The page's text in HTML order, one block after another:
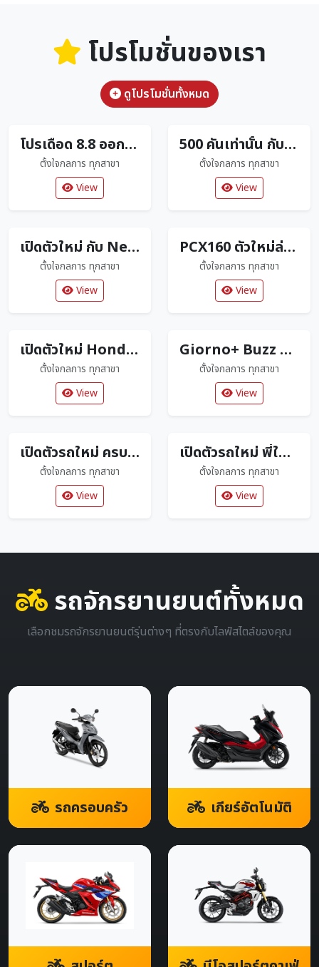
โปรโมชั่นของเรา
ดูโปรโมชั่นทั้งหมด
โปรเดือด 8.8 ออกรถดาวน์ 0 บาท
ตั้งใจกลการ ทุกสาขา
View
500 คันเท่านั้น กับ CLICK160R Limited Edition ตัวใหม่ล่าสุด
ตั้งใจกลการ ทุกสาขา
View
เปิดตัวใหม่ กับ New Honda Click160 ปี2026 ตัวใหม่ล่าสุด
ตั้งใจกลการ ทุกสาขา
View
PCX160 ตัวใหม่ล่าสุด มาพร้อมสีใหม่โดนใจแน่นอน
ตั้งใจกลการ ทุกสาขา
View
เปิดตัวใหม่ Honda Super Cub Tokyo 80s Limited Edition
ตั้งใจกลการ ทุกสาขา
View
Giorno+ Buzz Lightyear Limited Edition แค่ 2000 คันเท่านั้น
ตั้งใจกลการ ทุกสาขา
View
เปิดตัวรถใหม่ ครบทุกสไตล์ ถูกใจลูกค้าตั้งใจกลการ
ตั้งใจกลการ ทุกสาขา
View
เปิดตัวรถใหม่ พี่ใหญ่ 160 cc
ตั้งใจกลการ ทุกสาขา
View
รถจักรยานยนต์ทั้งหมด
เลือกชมรถจักรยานยนต์รุ่นต่างๆ ที่ตรงกับไลฟ์สไตล์ของคุณ
รถครอบครัว เกียร์อัตโนมัติ